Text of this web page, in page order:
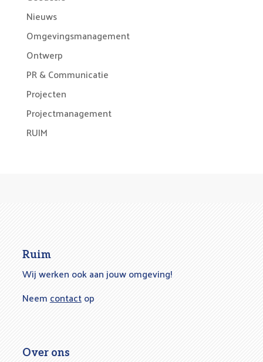
Nieuws
Omgevingsmanagement
Ontwerp
PR & Communicatie
Projecten
Projectmanagement
RUIM
Ruim
Wij werken ook aan jouw omgeving!
Neem contactop
Over ons